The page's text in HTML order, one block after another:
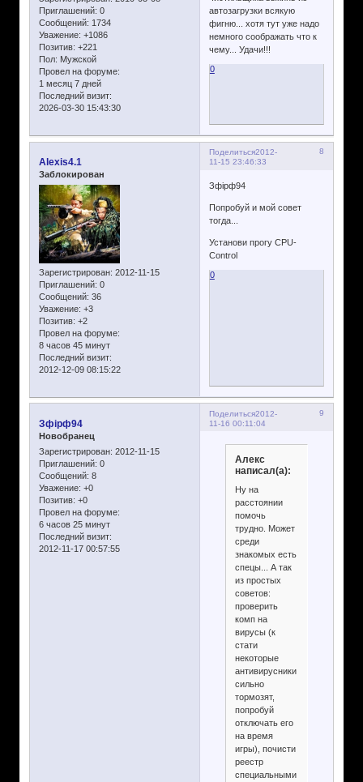
Приглашений: 0
Сообщений: 1734
Уважение: +1086
Позитив: +221
Пол: Мужской
Провел на форуме:
1 месяц 7 дней
Последний визит:
2026-03-30 15:43:30
автозагрузки всякую
фигню... хотя тут уже надо
немного соображать что к
чему... Удачи!!!
0
Поделиться 8
2012-
11-15 23:46:33
Alexis4.1
Заблокирован
Зарегистрирован: 2012-11-15
Приглашений: 0
Сообщений: 36
Уважение: +3
Позитив: +2
Провел на форуме:
8 часов 45 минут
Последний визит:
2012-12-09 08:15:22
Зфірф94
Попробуй и мой совет
тогда...
Установи прогу CPU-
Control
0
Поделиться 9
2012-
11-16 00:11:04
Зфірф94
Новобранец
Зарегистрирован: 2012-11-15
Приглашений: 0
Сообщений: 8
Уважение: +0
Позитив: +0
Провел на форуме:
6 часов 25 минут
Последний визит:
2012-11-17 00:57:55
Алекс
написал(а):
Ну на
расстоянии
помочь
трудно. Может
среди
знакомых есть
спецы... А так
из простых
советов:
проверить
комп на
вирусы (к
стати
некоторые
антивирусники
сильно
тормозят,
попробуй
отключать его
на время
игры), почисти
реестр
специальными